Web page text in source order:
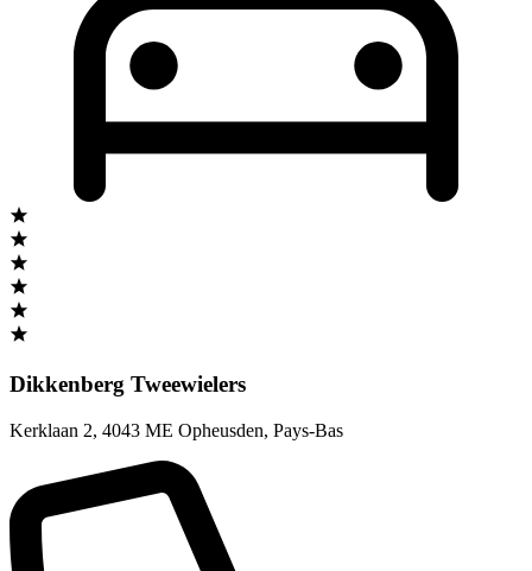
Dikkenberg Tweewielers
Kerklaan 2, 4043 ME Opheusden, Pays-Bas